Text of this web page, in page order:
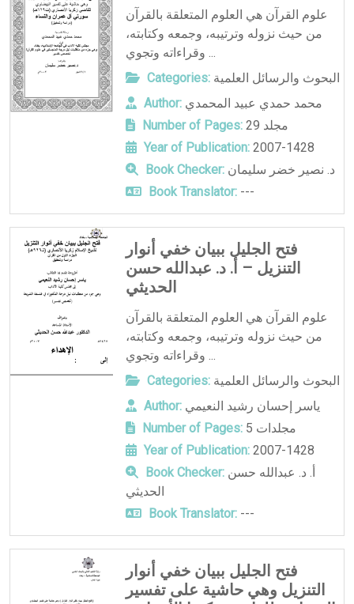
علوم القرآن هي العلوم المتعلقة بالقرآن
من حيث نزوله وترتيبه، وجمعه وكتابته،
وقراءاته وتجوي ...
Categories: البحوث والرسائل العلمية
Author: محمد حمدي عبيد المحمدي
Number of Pages:
29 مجلد
Year of Publication:2007-1428
Book Checker: د. نصير خضر سليمان
Book Translator:---
فتح الجليل ببيان خفي أنوار
التنزيل – أ. د. عبدالله حسن
الحديثي
علوم القرآن هي العلوم المتعلقة بالقرآن
من حيث نزوله وترتيبه، وجمعه وكتابته،
وقراءاته وتجوي ...
Categories: البحوث والرسائل العلمية
Author: ياسر إحسان رشيد النعيمي
Number of Pages:
5 مجلدات
Year of Publication:2007-1428
Book Checker:أ. د. عبدالله حسن
الحديثي
Book Translator:---
فتح الجليل ببيان خفي أنوار
التنزيل وهي حاشية على تفسير